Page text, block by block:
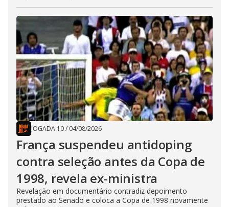
JOGADA 10/ 04/08/2026
França suspendeu antidoping
contra seleção antes da Copa de
1998, revela ex-ministra
Revelação em documentário contradiz depoimento
prestado ao Senado e coloca a Copa de 1998 novamente